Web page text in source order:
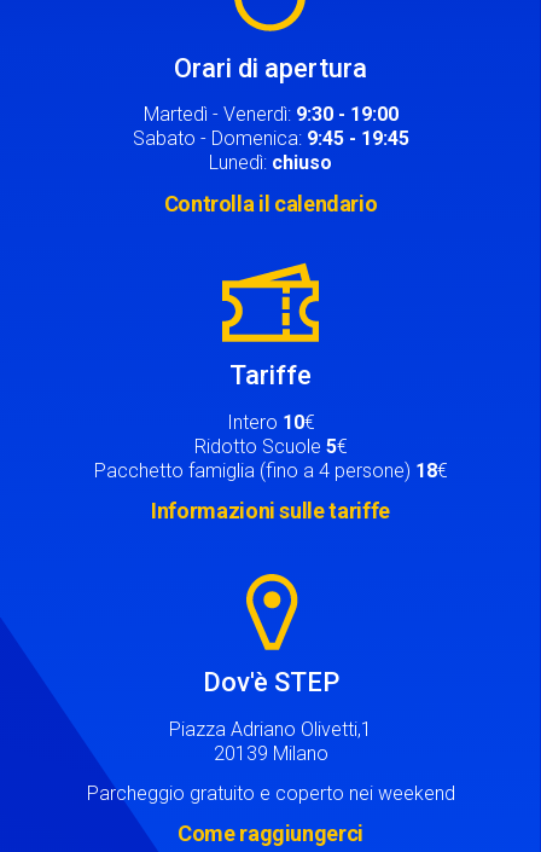
Orari di apertura
Martedì - Venerdì: 9:30 - 19:00
Sabato - Domenica: 9:45 - 19:45
Lunedì: chiuso
Controlla il calendario
Tariffe
Intero 10€
Ridotto Scuole 5€
Pacchetto famiglia (fino a 4 persone) 18€
Informazioni sulle tariffe
Dov'è STEP
Piazza Adriano Olivetti,1
20139 Milano
Parcheggio gratuito e coperto nei weekend
Come raggiungerci